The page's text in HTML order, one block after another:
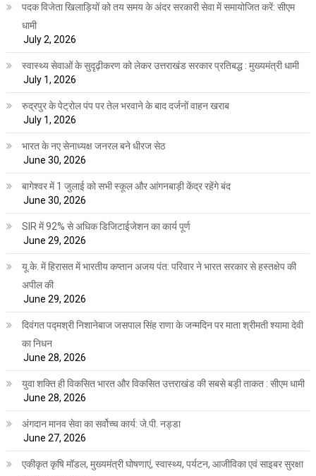
पदक विजेता खिलाड़ियों को तय समय के अंदर सरकारी सेवा में समायोजित करें: सीएम
धामी
July 2, 2026
स्वास्थ्य सेवाओं के सुदृढ़ीकरण को लेकर उत्तराखंड सरकार प्रतिबद्ध : मुख्यमंत्री धामी
July 1, 2026
रुद्रपुर के पेट्रोल पंप पर तेल भरवाने के बाद दर्जनों वाहन खराब
July 1, 2026
भारत के नए सेनाध्यक्ष जनरल बने धीरज सेठ
June 30, 2026
बागेश्वर में 1 जुलाई को सभी स्कूल और आंगनबाड़ी केंद्र रहेंगे बंद
June 30, 2026
SIR में 92% से अधिक डिजिटाईजेशन का कार्य पूर्ण
June 29, 2026
यू.के. में हिरासत में भारतीय कप्तान अजय पंत: परिवार ने भारत सरकार से हस्तक्षेप की
अपील की
June 29, 2026
दिवंगत पद्मश्री निशानेबाज जसपाल सिंह राणा के जन्मदिन पर माता श्रीमती श्यामा देवी
का निधन
June 28, 2026
युवा शक्ति ही विकसित भारत और विकसित उत्तराखंड की सबसे बड़ी ताकत : सीएम धामी
June 28, 2026
अंगदान मानव सेवा का सर्वोच्च कार्य: जे.पी. नड्डा
June 27, 2026
एकीकृत कृषि मॉडल, मुख्यमंत्री घोषणाएं, स्वास्थ्य, पर्यटन, आजीविका एवं साइबर सुरक्षा